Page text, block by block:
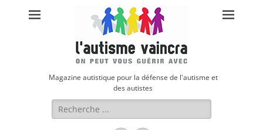
Magazine autistique pour la défense de l'autisme et
des autistes
Rechercher :